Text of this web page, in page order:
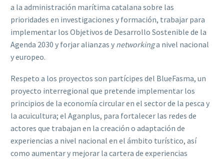
a la administración marítima catalana sobre las
prioridades en investigaciones y formación, trabajar para
implementar los Objetivos de Desarrollo Sostenible de la
Agenda 2030 y forjar alianzas y networkinga nivel nacional
y europeo.
Respeto a los proyectos son partícipes del BlueFasma, un
proyecto interregional que pretende implementar los
principios de la economía circular en el sector de la pesca y
la acuicultura; el Aganplus, para fortalecer las redes de
actores que trabajan en la creación o adaptación de
experiencias a nivel nacional en el ámbito turístico, así
como aumentar y mejorar la cartera de experiencias